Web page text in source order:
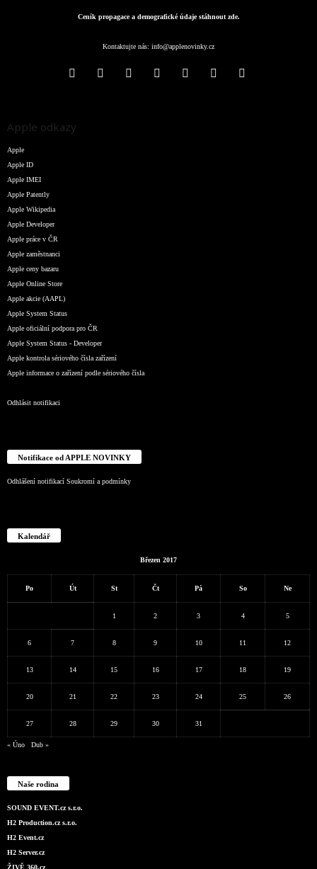
Ceník propagace a demografické údaje stáhnout zde.
Kontaktujte nás: info@applenovinky.cz
Apple odkazy
Apple
Apple ID
Apple IMEI
Apple Patently
Apple Wikipedia
Apple Developer
Apple práce v ČR
Apple zaměstnanci
Apple ceny bazaru
Apple Online Store
Apple akcie (AAPL)
Apple System Status
Apple oficiální podpora pro ČR
Apple System Status - Developer
Apple kontrola sériového čísla zařízení
Apple informace o zařízení podle sériového čísla
Odhlásit notifikaci
Notifikace od APPLE NOVINKY
Odhlášení notifikací Soukromí a podmínky
Kalendář
Březen 2017
Po Út St Čt Pá So Ne
1 2 3 4 5
6 7 8 9 10 11 12
13 14 15 16 17 18 19
20 21 22 23 24 25 26
27 28 29 30 31
« Úno Dub »
Naše rodina
SOUND EVENT.cz s.r.o.
H2 Production.cz s.r.o.
H2 Event.cz
H2 Server.cz
ŽIVĚ 360.cz